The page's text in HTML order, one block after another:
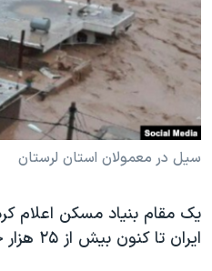
فرهنگ و زندگی
حقوق شهروندی
اقتصادی
علم و فناوری
اسرائیل در جنگ
آرشیو پخش زنده
مستندها
انتخابات ریاست جمهوری آمریکا ۲۰۲۴
حمله جمهوری اسلامی به اسرائیل
رمز مهسا
ورزش زنان در ایران
مجموعه مستندهای دادخواهی
تریبونال مردمی آبان ۹۸
دنبال کنید
زبانهای مختلف
سیل در معمولان استان لرستان
یک مقام بنیاد مسکن اعلام
ایران تا کنون بیش از ۲۵ هزار خانه ویران شده است.